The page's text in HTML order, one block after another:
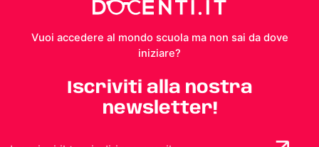
Vuoi accedere al mondo scuola ma non sai da dove
iniziare?
Iscriviti alla nostra
newsletter!